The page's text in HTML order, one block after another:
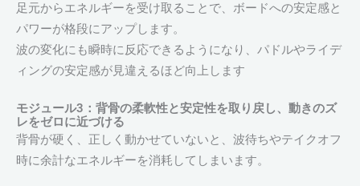
足元からエネルギーを受け取ることで、ボードへの安定感と
パワーが格段にアップします。
波の変化にも瞬時に反応できるようになり、パドルやライデ
ィングの安定感が見違えるほど向上します
モジュール3：背骨の柔軟性と安定性を取り戻し、動きのズ
レをゼロに近づける
背骨が硬く、正しく動かせていないと、波待ちやテイクオフ
時に余計なエネルギーを消耗してしまいます。